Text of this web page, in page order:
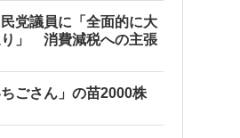
党議員に「全面的に大
り」 消費減税への主張
ごさん」の苗2000株